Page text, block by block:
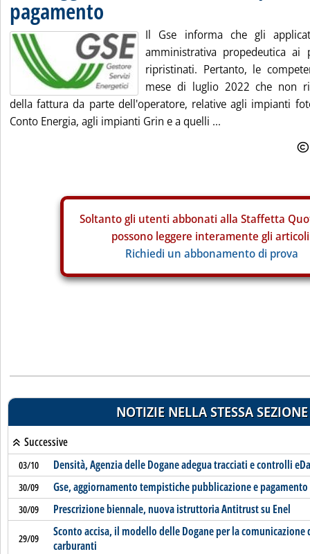
pagamento
Il Gse informa che gli
amministrativa propedeutica ai
ripristinati. Pertanto, le
mese di luglio 2022 che non
della fattura da parte dell'operatore, relative agli impianti
Conto Energia, agli impianti Grin e a quelli ...
Soltanto gli utenti abbonati alla Staffetta
possono leggere interamente gli
Richiedi un abbonamento di prova
NOTIZIE NELLA STESSA SEZIONE
Successive
03/10 Densità, Agenzia delle Dogane adegua tracciati e controlli
30/09 Gse, aggiornamento tempistiche pubblicazione e
30/09 Prescrizione biennale, nuova istruttoria Antitrust su Enel
29/09
Sconto accisa, il modello delle Dogane per la comunicazione
carburanti